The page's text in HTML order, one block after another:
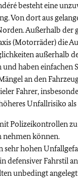
besteht eine
Von dort aus
Außerhalb der
(Motorräder) die
außerhalb
haben einfachen
an den
Fahrer,
Unfallrisiko
Polizeikontrollen zu
nehmen können.
sehr hohen
defensiver Fahrstil
unbedingt